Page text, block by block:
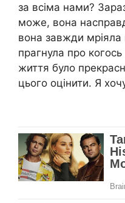
за всіма нами?
може, вона
вона завжди мріяла
прагнула про когось
життя було
цього оцінити. Я